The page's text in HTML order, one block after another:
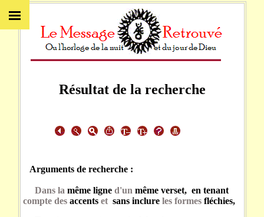
Résultat de la recherche
Arguments de recherche :
Dans la même ligne d'un même verset, en tenant
compte des accents et sans inclureles formes fléchies,